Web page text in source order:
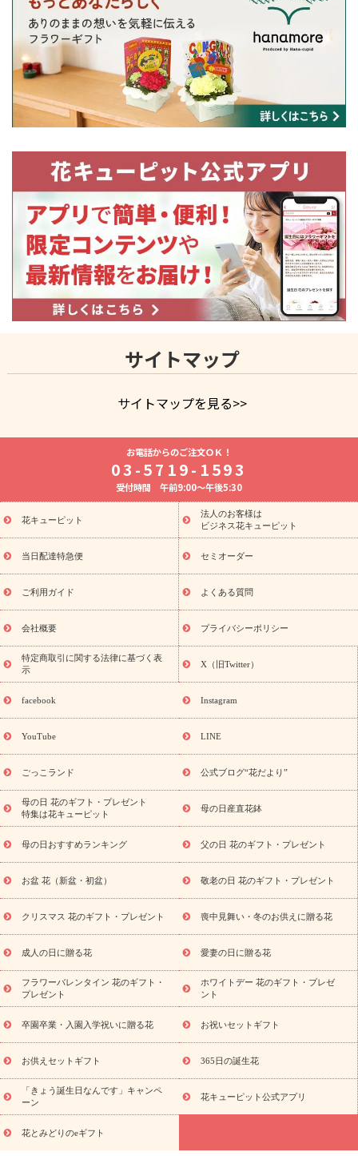
サイトマップ
サイトマップを見る>>
よく贈られる花
お祝いの花特集
誕生日フラワーギフト特
8月の誕生花(トルコキキョウ) 開店・開業祝い
お供え・お悔やみ お供え・お悔やみの花
十九日法要以降に贈る花
通夜・葬儀に贈る花
プリザーブドフラワー
季節のイベント
ひまわり ギフト・プレ
ゼント特集
お盆 花（新盆・初盆） 季節のイベント
（新盆・初盆）
お盆 花（新盆・初盆）
お盆・お供え 花とセッ
トギフト
お盆・お供え プリザーブドフラワー
ト・プレゼント特集
夏の花贈り・お中元・暑中見舞い 花のギフト
特集
敬老の日におくる花ギフト・プレゼント特集
おくる花ギフト・プレゼント特集
敬老の日 花のおすすめランキ
ング
敬老の日 花鉢植えのギフト・プレゼント特集
とセットギフト・プレゼント特集
敬老の日の花 全てのギフト一
覧
キャンペーン
映画『ウォーターガーディアンズ』コラボキャ
ンペーン
「きょう誕生日なんです」キャンペーン
誕生日の花
を探す
誕生日フラワーギフト特集
誕生日フラワーギフト商品一覧
バラ ユリ
トルコキキョウ
8月の誕生花(トルコキキョウ)
9月の誕生花(リンドウ)
ペーン
用途から探す お祝いの花特集 当日配達特急便
退職祝い
結婚記念日 結婚祝い 出産祝い
気祝い
還暦祝い・長寿祝い プチギフト
ペットのお祝いフラ
日配達特急便 お供え
お供え・お悔やみ商品一覧
お供え・お悔
供え お花とセットギフト
お供え プリザーブドフラワー
ペット
のお供えフラワー
お盆（新盆・初盆） その他
お祝い返し
お見舞い
お取り寄せギフト ビジネス用 ご自宅用
観葉
植物
ミディ胡蝶蘭 プリザーブドフラワー
スタイルから探
す
アレンジメント スタンド花 お祝い
悔やみ
胡蝶蘭 胡蝶蘭・花鉢 ミディ胡蝶蘭・お祝い
ミデ
ィ胡蝶蘭・お供え
世界初の青色胡蝶蘭 観葉植物
観葉植物
産直多肉植物
プリザーブドフラワー お祝い
お供え・お悔
やみ
花とセットギフト セミオーダー
プチギフト
（hanamore -ハナモア-）
花とみどりのeギフト
花キューピッ
トのeGfit
カラー イエローオレンジ
の種類
バラ ユリ トルコキキョウ 予算から探す
お祝
い
お祝い・3000円～ お祝い・4000円～ お祝い・5000円～
お祝い・7000円～ お祝い・10000円～
お供え・お悔やみ
お供え・お悔やみ・
お供え・お悔やみ・10000円～ 読
お電話からのご注文ＯＫ！
03-5719-1593
受付時間 午前9:00～午後5:30
花キューピット
法人のお客様は
ビジネス花キューピット
当日配達特急便 セミオーダー
ご利用ガイド よくある質問
会社概要 プライバシーポリシー
特定商取引に関する法律に基づく表
示
X（旧Twitter）
facebook Instagram
YouTube LINE
ごっこランド 公式ブログ“花だより”
母の日 花のギフト・プレゼント
特集は花キューピット
母の日産直花鉢
母の日おすすめランキング 父の日 花のギフト・プレゼント
お盆 花（新盆・初盆） 敬老の日 花のギフト・プレゼント
クリスマス 花のギフト・プレゼント 喪中見舞い・冬のお供えに贈る花
成人の日に贈る花 愛妻の日に贈る花
フラワーバレンタイン 花のギフト・
プレゼント
ホワイトデー 花のギフト・プレゼ
ント
卒園卒業・入園入学祝いに贈る花 お祝いセットギフト
お供えセットギフト 365日の誕生花
「きょう誕生日なんです」キャンペ
ーン
花キューピット公式アプリ
花とみどりのeギフト